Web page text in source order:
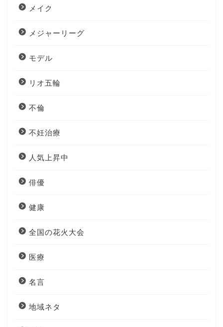
メイク
メジャーリーグ
モデル
リオ五輪
不倫
不妊治療
人気上昇中
俳優
健康
全国の花火大会
医療
名言
地域ネタ